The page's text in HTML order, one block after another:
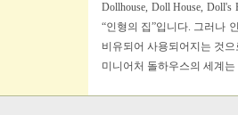
Dollhouse, Doll House,
“인형의 집”입니다. 그러나
비유되어 사용되어지는 것
미니어처 돌하우스의 세계